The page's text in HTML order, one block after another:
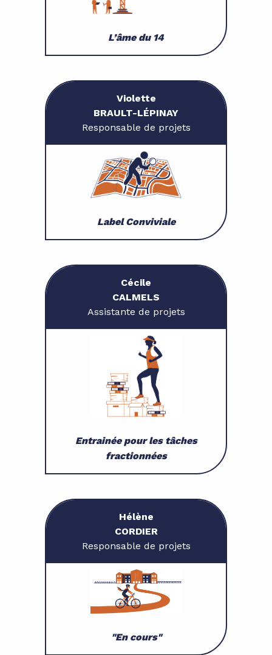
L’âme du 14
Violette
BRAULT-LÉPINAY
Responsable de projets
Label Conviviale
Cécile
CALMELS
Assistante de projets
Entrainée pour les tâches
fractionnées
Hélène
CORDIER
Responsable de projets
"En cours"